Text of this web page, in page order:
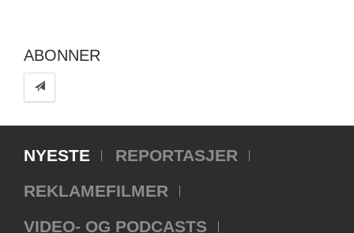
ABONNER
NYESTE
REPORTASJER
REKLAMEFILMER
VIDEO- OG PODCASTS